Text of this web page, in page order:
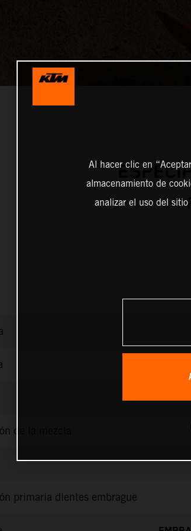
de la mezcla
primaria dientes embrague
Al hacer clic en
almacenamiento de
analizar el uso del sitio